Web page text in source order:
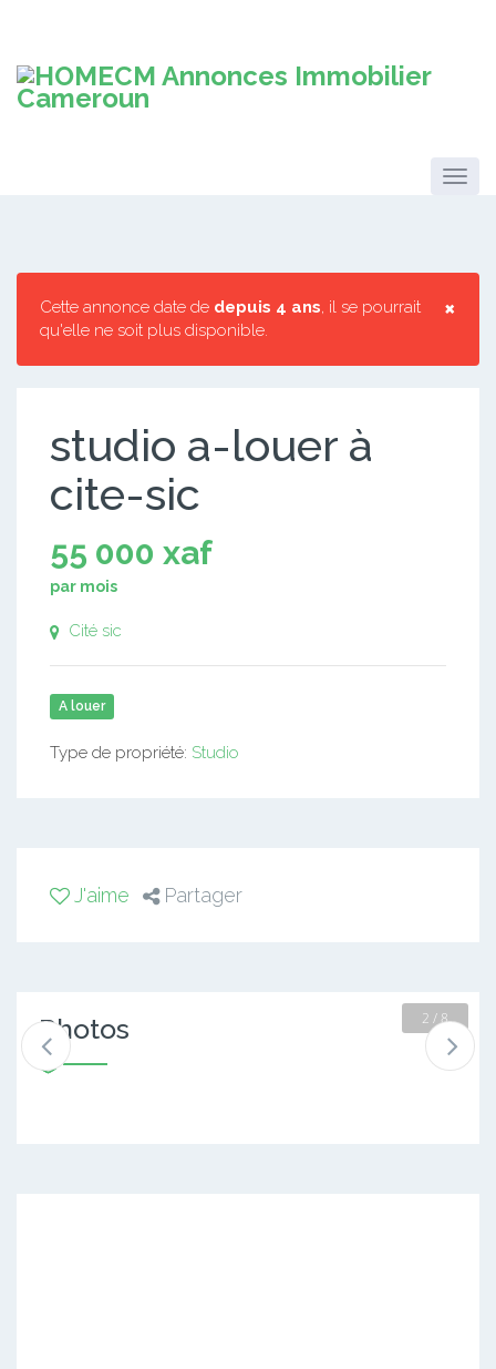
×
Cette annonce date de depuis 4 ans, il se pourrait
qu'elle ne soit plus disponible.
studio a-louer à
cite-sic
55 000 xaf
par mois
Cité sic
A louer
Type de propriété: Studio
J'aime Partager
Photos 2 / 8